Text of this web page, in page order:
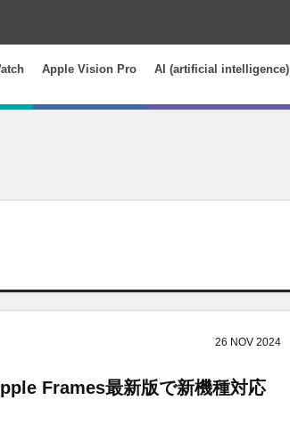
Apple Vision Pro AI (artificial intelligence)
26 NOV 2024
Frames最新版で新機種対応